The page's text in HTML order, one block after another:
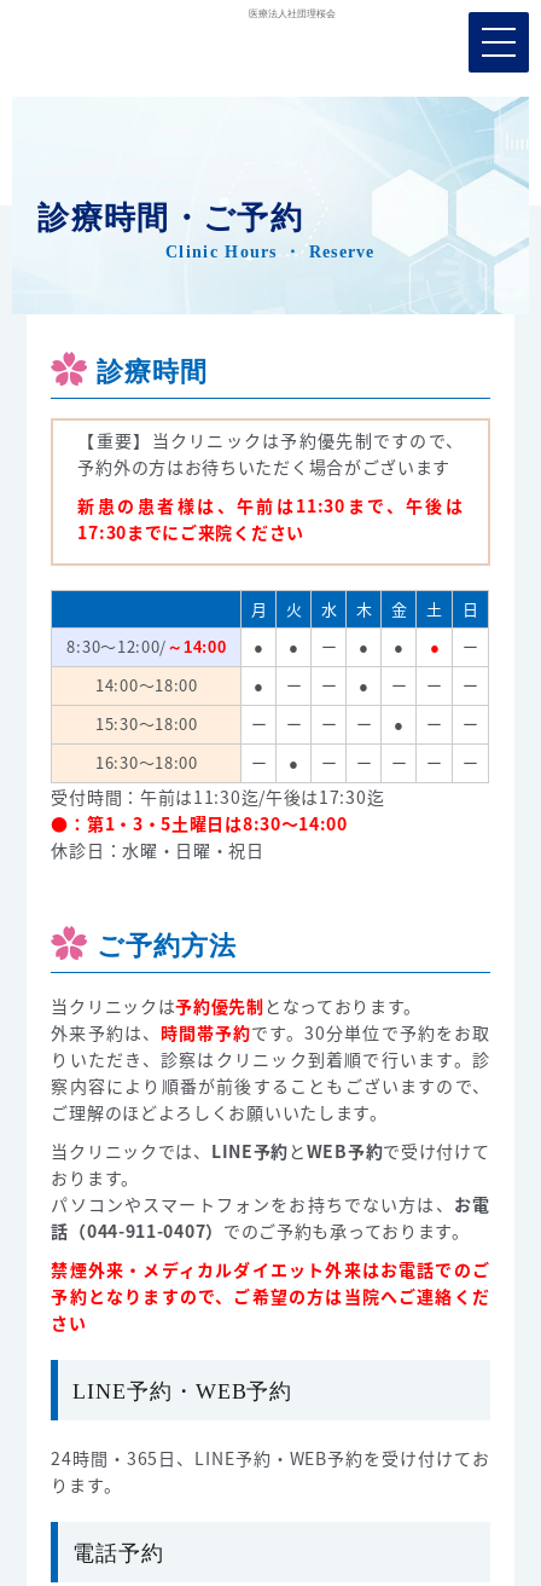
メ
ニ
ュ
ー
を
開
く
診療時間・ご予約
Clinic Hours ・ Reserve
診療時間
【重要】当クリニックは予約優先制ですので、
予約外の方はお待ちいただく場合がございます
新患の患者様は、午前は11:30まで、午後は
17:30までにご来院ください
月 火 水 木 金 土
日
8:30～12:00/ ～14:00 ● ● ー ● ● ●
ー
14:00～18:00
● ー ー ● ー ー
ー
15:30～18:00
ー ー ー ー ● ー
ー
16:30～18:00
ー ● ー ー ー ー ー
受付時間：午前は11:30迄/午後は17:30迄
●：第1・3・5土曜日は8:30～14:00
休診日：水曜・日曜・祝日
ご予約方法
当クリニックは予約優先制 となっております。
外来予約は、 時間帯予約です。30分単位で予約をお取
りいただき、診察はクリニック到着順で行います。診
察内容により順番が前後することもございますので、
ご理解のほどよろしくお願いいたします。
当クリニックでは、 LINE予約 とWEB予約で受け付けて
おります。
パソコンやスマートフォンをお持ちでない方は、 お電
話（044-911-0407） でのご予約も承っております。
禁煙外来・メディカルダイエット外来はお電話でのご
予約となりますので、ご希望の方は当院へご連絡くだ
さい
LINE予約・WEB予約
24時間・365日、LINE予約・WEB予約を受け付けてお
ります。
電話予約